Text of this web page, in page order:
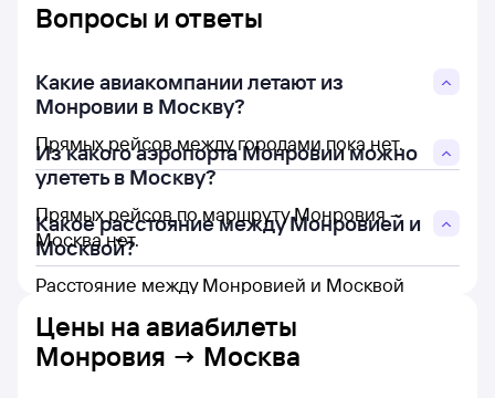
Вопросы и ответы
Какие авиакомпании летают из
Монровии в Москву?
Прямых рейсов между городами пока нет.
Из какого аэропорта Монровии можно
улететь в Москву?
Прямых рейсов по маршруту Монровия -
Москва нет.
Какое расстояние между Монровией и
Москвой?
Расстояние между Монровией и Москвой
Цены на авиабилеты
Монровия → Москва